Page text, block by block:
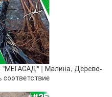
| Малина, Дерево-